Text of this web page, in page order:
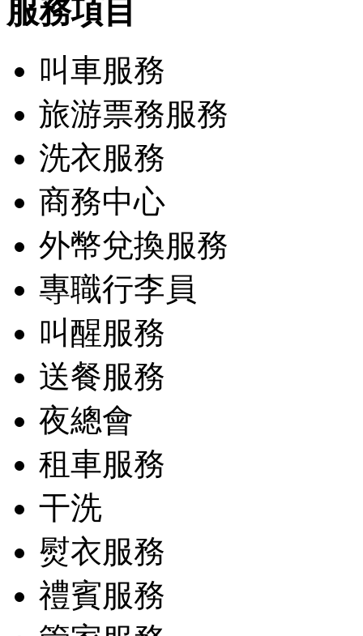
服務項目
叫車服務
旅游票務服務
洗衣服務
商務中心
外幣兌換服務
專職行李員
叫醒服務
送餐服務
夜總會
租車服務
干洗
熨衣服務
禮賓服務